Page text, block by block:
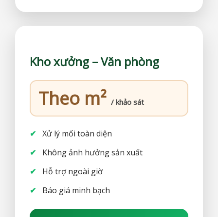
Kho xưởng – Văn phòng
Theo m² / khảo sát
Xử lý mối toàn diện
Không ảnh hưởng sản xuất
Hỗ trợ ngoài giờ
Báo giá minh bạch